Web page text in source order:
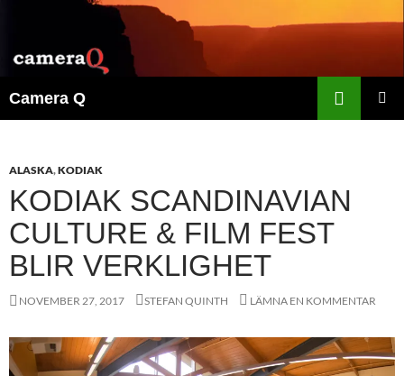
Camera Q
ALASKA,KODIAK
KODIAK SCANDINAVIAN
CULTURE & FILM FEST
BLIR VERKLIGHET
NOVEMBER 27, 2017 STEFAN QUINTH LÄMNA EN KOMMENTAR